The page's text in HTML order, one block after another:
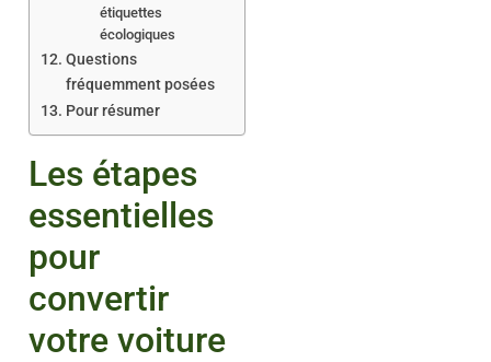
étiquettes
écologiques
Questions
fréquemment posées
Pour résumer
Les étapes
essentielles
pour
convertir
votre voiture